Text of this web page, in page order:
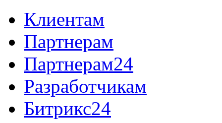
Клиентам
Партнерам
Партнерам24
Разработчикам
Битрикс24